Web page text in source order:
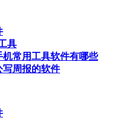
具
机常用工具软件有哪些
写周报的软件